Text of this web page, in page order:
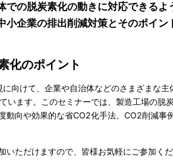
での脱炭素化の動きに対応できるよ
小企業の排出削減対策とそのポイン
化のポイント
向けて、企業や自治体などのさまざまな主
います。このセミナーでは、製造工場の脱
動向や効果的な省CO2化手法、CO2削減事
いただけますので、皆様お気軽にご参加くだ